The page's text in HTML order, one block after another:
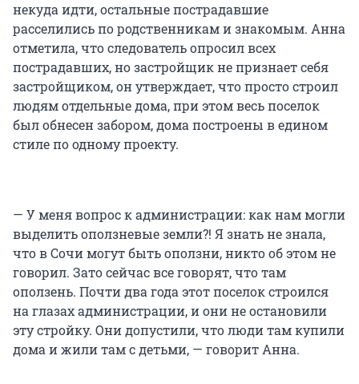
некуда идти, остальные пострадавшие
расселились по родственникам и знакомым. Анна
отметила, что следователь опросил всех
пострадавших, но застройщик не признает себя
застройщиком, он утверждает, что просто строил
людям отдельные дома, при этом весь поселок
был обнесен забором, дома построены в едином
стиле по одному проекту.
— У меня вопрос к администрации: как нам могли
выделить оползневые земли?! Я знать не знала,
что в Сочи могут быть оползни, никто об этом не
говорил. Зато сейчас все говорят, что там
оползень. Почти два года этот поселок строился
на глазах администрации, и они не остановили
эту стройку. Они допустили, что люди там купили
дома и жили там с детьми, — говорит Анна.